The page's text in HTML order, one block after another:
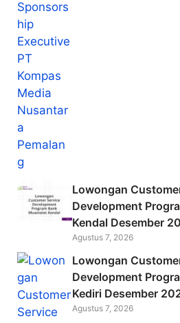
Lowongan
Development
Kendal Desember
Agustus 7, 2026
Lowongan
Development
Kediri Desember
Agustus 7, 2026